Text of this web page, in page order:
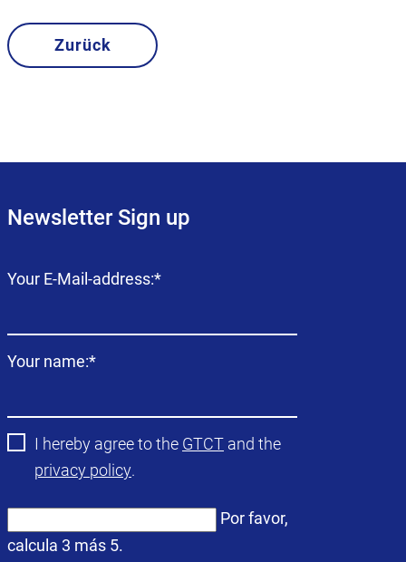
Zurück
Newsletter Sign up
Campo
Your E-Mail-address:*
Campo
Your name:*
I hereby agree to the GTCT and the
privacy policy.
Por favor,
calcula 3 más 5.